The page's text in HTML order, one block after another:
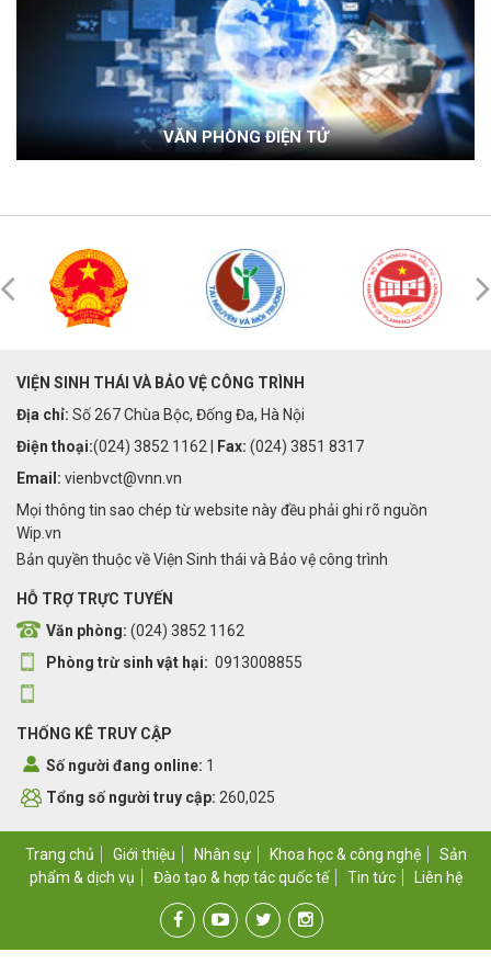
VĂN PHÒNG ĐIỆN TỬ
VIỆN SINH THÁI VÀ BẢO VỆ CÔNG TRÌNH
Địa chỉ: Số 267 Chùa Bộc, Đống Đa, Hà Nội
Điện thoại:(024) 3852 1162 | Fax: (024) 3851 8317
Email: vienbvct@vnn.vn
Mọi thông tin sao chép từ website này đều phải ghi rõ nguồn
Wip.vn
Bản quyền thuộc về Viện Sinh thái và Bảo vệ công trình
HỖ TRỢ TRỰC TUYẾN
Văn phòng: (024) 3852 1162
Phòng trừ sinh vật hại: 0913008855
THỐNG KÊ TRUY CẬP
Số người đang online: 1
Tổng số người truy cập: 260,025
Trang chủ Giới thiệu Nhân sự Khoa học & công nghệ
Sản
phẩm & dịch vụ
Đào tạo & hợp tác quốc tế Tin tức Liên hệ